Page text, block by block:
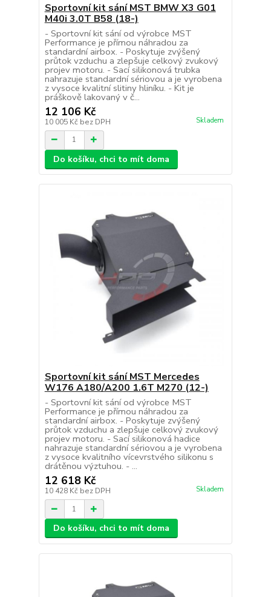
Sportovní kit sání MST BMW X3 G01
M40i 3.0T B58 (18-)
- Sportovní kit sání od výrobce MST
Performance je přímou náhradou za
standardní airbox. - Poskytuje zvýšený
průtok vzduchu a zlepšuje celkový zvukový
projev motoru. - Sací silikonová trubka
nahrazuje standardní sériovou a je vyrobena
z vysoce kvalitní slitiny hliníku. - Kit je
práškově lakovaný v č...
12 106 Kč
10 005 Kč bez DPH Skladem
Do košíku, chci to mít doma
Sportovní kit sání MST Mercedes
W176 A180/A200 1.6T M270 (12-)
- Sportovní kit sání od výrobce MST
Performance je přímou náhradou za
standardní airbox. - Poskytuje zvýšený
průtok vzduchu a zlepšuje celkový zvukový
projev motoru. - Sací silikonová hadice
nahrazuje standardní sériovou a je vyrobena
z vysoce kvalitního vícevrstvého silikonu s
drátěnou výztuhou. - ...
12 618 Kč
10 428 Kč bez DPH Skladem
Do košíku, chci to mít doma